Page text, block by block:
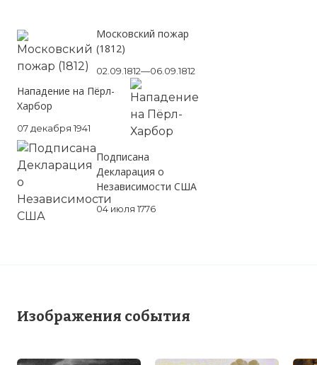
Московский пожар
(1812)
02.09.1812—06.09.1812
Нападение на Пёрл-
Харбор
07 декабря 1941
Подписана
Декларация о
Независимости США
04 июля 1776
Изображения события